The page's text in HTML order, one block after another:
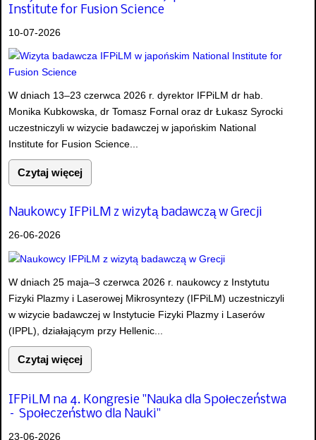
Institute for Fusion Science
10-07-2026
W dniach 13–23 czerwca 2026 r. dyrektor IFPiLM dr hab.
Monika Kubkowska, dr Tomasz Fornal oraz dr Łukasz Syrocki
uczestniczyli w wizycie badawczej w japońskim National
Institute for Fusion Science...
Czytaj więcej
Naukowcy IFPiLM z wizytą badawczą w Grecji
26-06-2026
W dniach 25 maja–3 czerwca 2026 r. naukowcy z Instytutu
Fizyki Plazmy i Laserowej Mikrosyntezy (IFPiLM) uczestniczyli
w wizycie badawczej w Instytucie Fizyki Plazmy i Laserów
(IPPL), działającym przy Hellenic...
Czytaj więcej
IFPiLM na 4. Kongresie "Nauka dla Społeczeństwa
– Społeczeństwo dla Nauki"
23-06-2026